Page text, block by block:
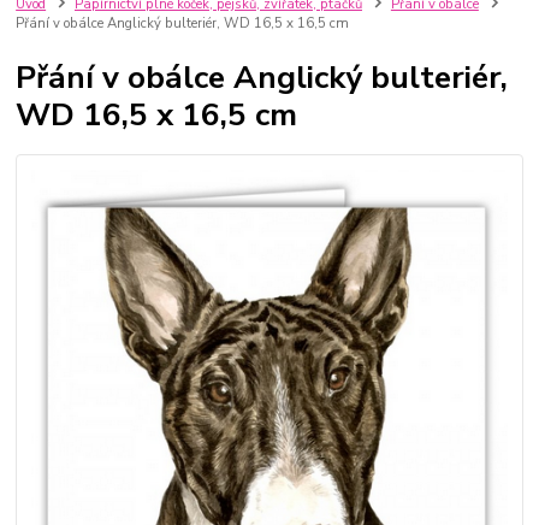
Úvod Papírnictví plné koček, pejsků, zvířátek, ptáčků
Přání v obálce
Přání v obálce Anglický bulteriér, WD 16,5 x 16,5 cm
Přání v obálce Anglický bulteriér,
WD 16,5 x 16,5 cm